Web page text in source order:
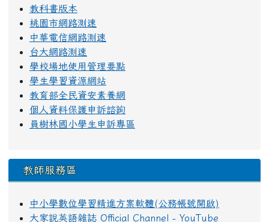
教科書版本
桃園市網路測速
中華電信網路測速
台大網路測速
學校場地使用管理要點
學生學習資源網站
教育部全民資安素養網
個人資料保護申訴諮詢
員樹林國小學生申訴專區
教師服務區
中小學數位學習精進方案軟體(公務帳號開啟)
大家說英語雜誌 Official Channel - YouTube